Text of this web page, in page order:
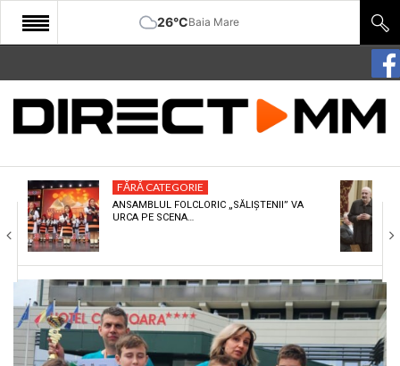
26°CBaia Mare
START
COMUNITATE
CULTURA
ECONOMIE
SANATATE
SPORT
SPECIAL
FĂRĂ CATEGORIE
ANSAMBLUL FOLCLORIC „SĂLIȘTENII” VA
URCA PE SCENA…